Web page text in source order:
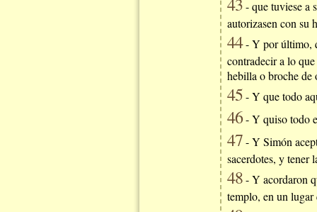
- que tuviese a
autorizasen con su
44- Y por último,
contradecir a lo
hebilla o broche de
45- Y que todo
46- Y quiso todo
47- Y Simón
sacerdotes, y tener
48- Y acordaron
templo, en un